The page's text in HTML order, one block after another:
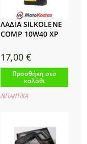
ΛΑΔΙΑ SILKOLENE
COMP 10W40 XP
17,00 €
Προσθήκη στο
καλάθι
ΛΙΠΑΝΤΙΚΑ